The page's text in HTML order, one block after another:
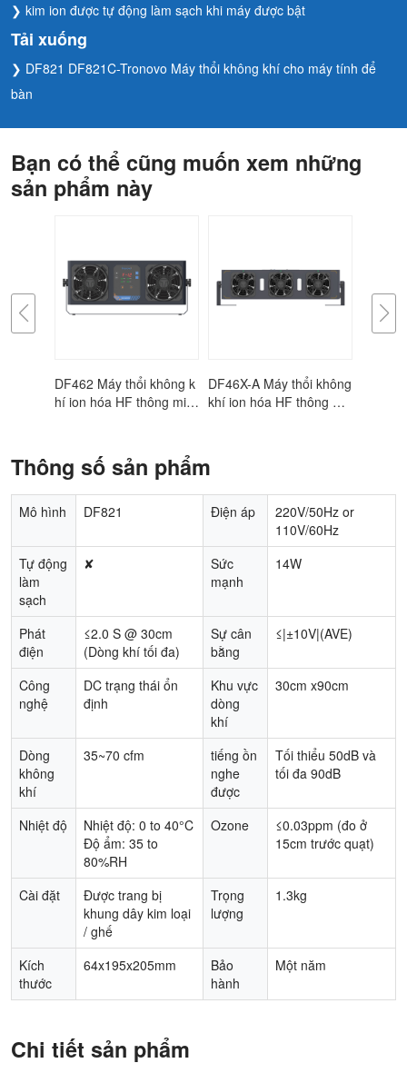
❯ kim ion được tự động làm sạch khi máy được bật
Tải xuống
❯ DF821 DF821C-Tronovo Máy thổi không khí cho máy tính để
bàn
Bạn có thể cũng muốn xem những
sản phẩm này
DF462 Máy thổi không k
hí ion hóa HF thông min
DF46X-A Máy thổi không
khí ion hóa HF thông mi
DF721
óa máy
Thông số sản phẩm
Mô hình DF821 Điện áp
220V/50Hz or
110V/60Hz
Tự động
làm
sạch
✘
Sức
mạnh
14W
Phát
điện
≤2.0 S @ 30cm
(Dòng khí tối đa)
Sự cân
bằng
≤|±10V|(AVE)
Công
nghệ
DC trạng thái ổn
định
Khu vực
dòng
khí
30cm x90cm
Dòng
không
khí
35~70 cfm
tiếng ồn
nghe
được
Tối thiểu 50dB và
tối đa 90dB
Nhiệt độ
Nhiệt độ: 0 to 40°C
Độ ẩm: 35 to
80%RH
Ozone
≤0.03ppm (đo ở
15cm trước quạt)
Cài đặt
Được trang bị
khung dây kim loại
/ ghế
Trọng
lượng
1.3kg
Kích
thước
64x195x205mm
Bảo
hành
Một năm
Chi tiết sản phẩm